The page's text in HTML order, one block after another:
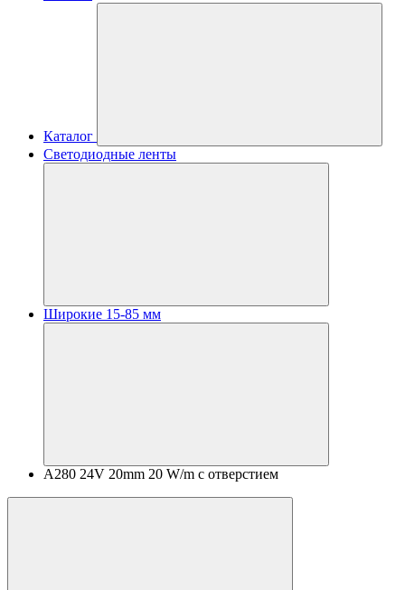
Каталог
Светодиодные ленты
Широкие 15-85 мм
A280 24V 20mm 20 W/m с отверстием